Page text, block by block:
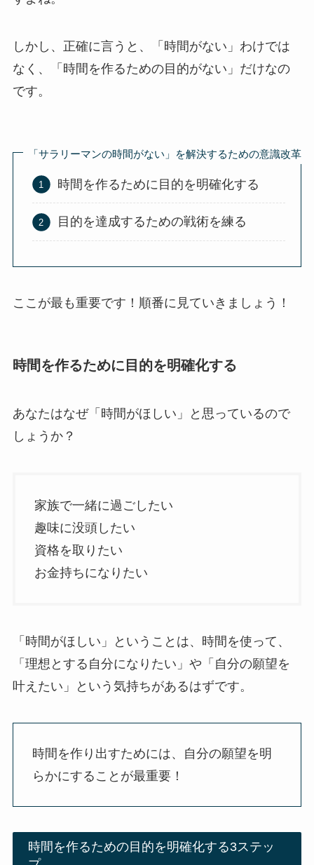
しかし、正確に言うと、「時間がない」わけでは
なく、「時間を作るための目的がない」だけなの
です。
「サラリーマンの時間がない」を解決するための意識改革
時間を作るために目的を明確化する
目的を達成するための戦術を練る
ここが最も重要です！順番に見ていきましょう！
時間を作るために目的を明確化する
あなたはなぜ「時間がほしい」と思っているので
しょうか？
家族で一緒に過ごしたい
趣味に没頭したい
資格を取りたい
お金持ちになりたい
「時間がほしい」ということは、時間を使って、
「理想とする自分になりたい」や「自分の願望を
叶えたい」という気持ちがあるはずです。
時間を作り出すためには、自分の願望を明
らかにすることが最重要！
時間を作るための目的を明確化する3ステッ